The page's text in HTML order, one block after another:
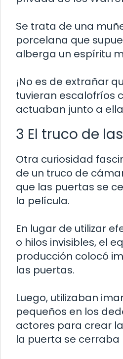
Se trata de una
porcelana que
alberga un espíritu
¡No es de extrañar
tuvieran escalofríos
actuaban junto a
3 El truco de
Otra curiosidad
de un truco de
que las puertas se
la película.
En lugar de utilizar
o hilos invisibles, el
producción colocó
las puertas.
Luego, utilizaban
pequeños en los
actores para crear
la puerta se cerraba